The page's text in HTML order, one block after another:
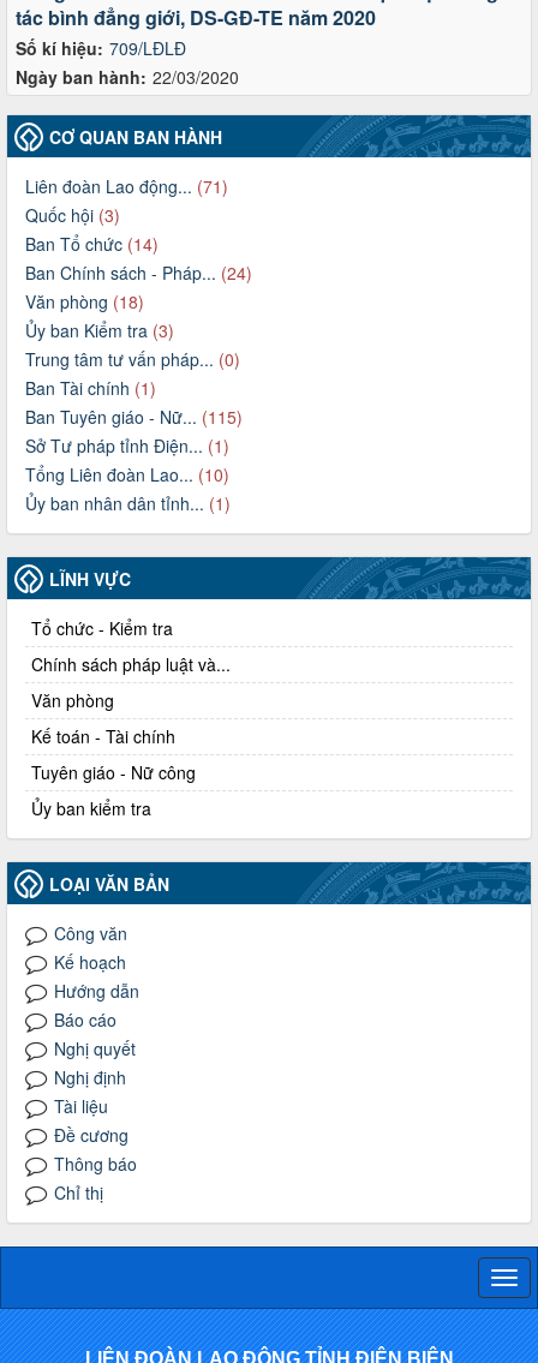
Số kí hiệu: 709/LĐLĐ
Ngày ban hành: 22/03/2020
tác bình đẳng giới, DS-GĐ-TE năm 2020
CƠ QUAN BAN HÀNH
Liên đoàn Lao động... (71)
Quốc hội (3)
Ban Tổ chức (14)
Ban Chính sách - Pháp... (24)
Văn phòng (18)
Ủy ban Kiểm tra (3)
Trung tâm tư vấn pháp... (0)
Ban Tài chính (1)
Ban Tuyên giáo - Nữ... (115)
Sở Tư pháp tỉnh Điện... (1)
Tổng Liên đoàn Lao... (10)
Ủy ban nhân dân tỉnh... (1)
LĨNH VỰC
Tổ chức - Kiểm tra
Chính sách pháp luật và...
Văn phòng
Kế toán - Tài chính
Tuyên giáo - Nữ công
Ủy ban kiểm tra
LOẠI VĂN BẢN
Công văn
Kế hoạch
Hướng dẫn
Báo cáo
Nghị quyết
Nghị định
Tài liệu
Đề cương
Thông báo
Chỉ thị
LIÊN ĐOÀN LAO ĐỘNG TỈNH ĐIỆN BIÊN